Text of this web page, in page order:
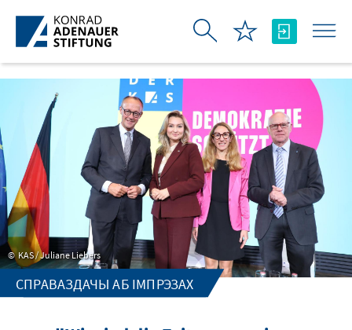
Skip to Main Content
KAS / Juliane Liebers
СПРАВАЗДАЧЫ АБ ІМПРЭЗАХ